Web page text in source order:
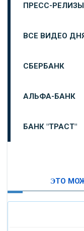
ПРЕСС-РЕЛИЗЫ
ВСЕ ВИДЕО
СБЕРБАНК
АЛЬФА-БАНК
БАНК "ТРАСТ"
ЭТО